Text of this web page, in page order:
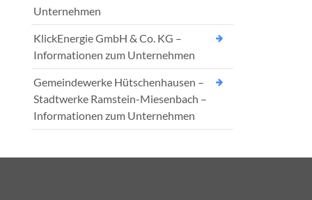
Unternehmen
KlickEnergie GmbH & Co. KG –
Informationen zum Unternehmen
Gemeindewerke Hütschenhausen –
Stadtwerke Ramstein-Miesenbach –
Informationen zum Unternehmen